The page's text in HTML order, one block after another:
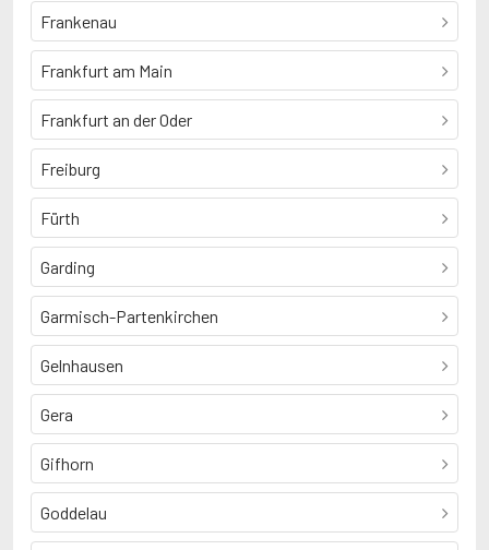
Frankenau
Frankfurt am Main
Frankfurt an der Oder
Freiburg
Fürth
Garding
Garmisch-Partenkirchen
Gelnhausen
Gera
Gifhorn
Goddelau